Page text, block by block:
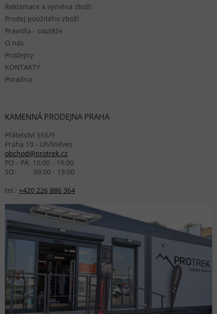
Reklamace a výměna zboží
Prodej použitého zboží
Pravidla - soutěže
O nás
Prodejny
KONTAKTY
Poradna
KAMENNÁ PRODEJNA PRAHA
Přátelství 555/9
Praha 10 - Uhříněves
obchod@protrek.cz
PO - PÁ: 10:00 - 19:00
SO: 09:00 - 15:00
tel.: +420 226 886 364